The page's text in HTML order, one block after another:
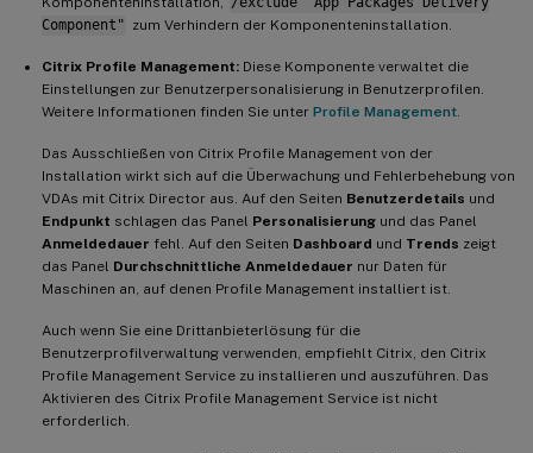
Component" zum Verhindern der Komponenteninstallation.
Citrix Profile Management: Diese Komponente verwaltet die
Einstellungen zur Benutzerpersonalisierung in Benutzerprofilen.
Weitere Informationen finden Sie unter Profile Management.
Das Ausschließen von Citrix Profile Management von der
Installation wirkt sich auf die Überwachung und Fehlerbehebung von
VDAs mit Citrix Director aus. Auf den Seiten Benutzerdetails und
Endpunkt schlagen das Panel Personalisierung und das Panel
Anmeldedauer fehl. Auf den Seiten Dashboard und Trends zeigt
das Panel Durchschnittliche Anmeldedauer nur Daten für
Maschinen an, auf denen Profile Management installiert ist.
Auch wenn Sie eine Drittanbieterlösung für die
Benutzerprofilverwaltung verwenden, empfiehlt Citrix, den Citrix
Profile Management Service zu installieren und auszuführen. Das
Aktivieren des Citrix Profile Management Service ist nicht
erforderlich.